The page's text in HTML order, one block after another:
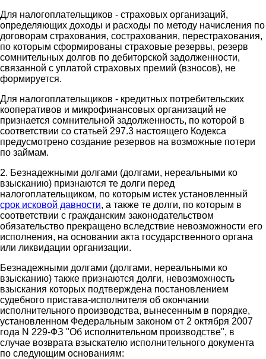
Для налогоплательщиков - страховых организаций,
определяющих доходы и расходы по методу начисления по
договорам страхования, сострахования, перестрахования,
по которым сформированы страховые резервы, резерв
сомнительных долгов по дебиторской задолженности,
связанной с уплатой страховых премий (взносов), не
формируется.
Для налогоплательщиков - кредитных потребительских
кооперативов и микрофинансовых организаций не
признается сомнительной задолженность, по которой в
соответствии со статьей 297.3 настоящего Кодекса
предусмотрено создание резервов на возможные потери
по займам.
2. Безнадежными долгами (долгами, нереальными ко
взысканию) признаются те долги перед
налогоплательщиком, по которым истек установленный
срок исковой давности, а также те долги, по которым в
соответствии с гражданским законодательством
обязательство прекращено вследствие невозможности его
исполнения, на основании акта государственного органа
или ликвидации организации.
Безнадежными долгами (долгами, нереальными ко
взысканию) также признаются долги, невозможность
взыскания которых подтверждена постановлением
судебного пристава-исполнителя об окончании
исполнительного производства, вынесенным в порядке,
установленном Федеральным законом от 2 октября 2007
года N 229-ФЗ "Об исполнительном производстве", в
случае возврата взыскателю исполнительного документа
по следующим основаниям: